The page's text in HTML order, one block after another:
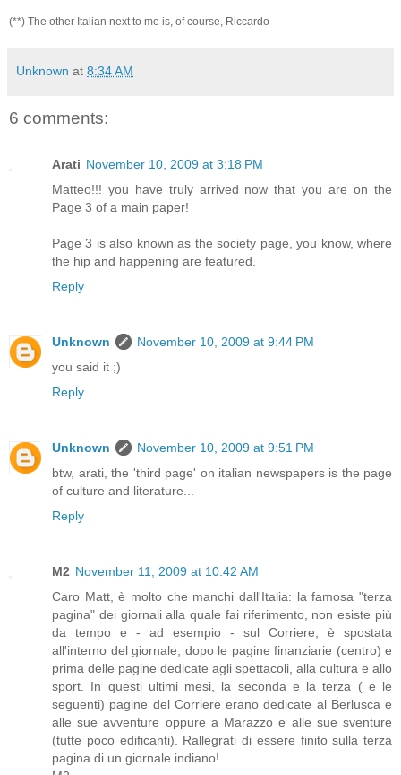
(**) The other Italian next to me is, of course, Riccardo
Unknown at 8:34 AM
6 comments:
Arati November 10, 2009 at 3:18 PM
Matteo!!! you have truly arrived now that you are on the
Page 3 of a main paper!
Page 3 is also known as the society page, you know, where
the hip and happening are featured.
Reply
Unknown
November 10, 2009 at 9:44 PM
you said it ;)
Reply
Unknown
November 10, 2009 at 9:51 PM
btw, arati, the 'third page' on italian newspapers is the page
of culture and literature...
Reply
M2 November 11, 2009 at 10:42 AM
Caro Matt, è molto che manchi dall'Italia: la famosa "terza
pagina" dei giornali alla quale fai riferimento, non esiste più
da tempo e - ad esempio - sul Corriere, è spostata
all'interno del giornale, dopo le pagine finanziarie (centro) e
prima delle pagine dedicate agli spettacoli, alla cultura e allo
sport. In questi ultimi mesi, la seconda e la terza ( e le
seguenti) pagine del Corriere erano dedicate al Berlusca e
alle sue avventure oppure a Marazzo e alle sue sventure
(tutte poco edificanti). Rallegrati di essere finito sulla terza
pagina di un giornale indiano!